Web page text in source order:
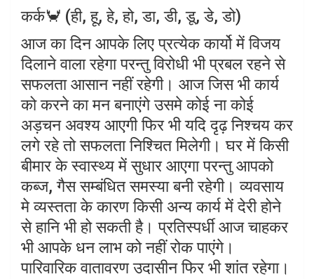
कर्क🦀 (ही, हू, हे, हो, डा, डी, डू, डे, डो)
आज का दिन आपके लिए प्रत्येक कार्यो में विजय
दिलाने वाला रहेगा परन्तु विरोधी भी प्रबल रहने से
सफलता आसान नहीं रहेगी। आज जिस भी कार्य
को करने का मन बनाएंगे उसमे कोई ना कोई
अड़चन अवश्य आएगी फिर भी यदि दृढ़ निश्चय कर
लगे रहे तो सफलता निश्चित मिलेगी। घर में किसी
बीमार के स्वास्थ्य में सुधार आएगा परन्तु आपको
कब्ज, गैस सम्बंधित समस्या बनी रहेगी। व्यवसाय
मे व्यस्तता के कारण किसी अन्य कार्य में देरी होने
से हानि भी हो सकती है। प्रतिस्पर्धी आज चाहकर
भी आपके धन लाभ को नहीं रोक पाएंगे।
पारिवारिक वातावरण उदासीन फिर भी शांत रहेगा।